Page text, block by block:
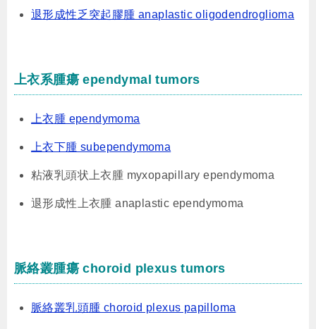
退形成性乏突起膠腫 anaplastic oligodendroglioma
上衣系腫瘍 ependymal tumors
上衣腫 ependymoma
上衣下腫 subependymoma
粘液乳頭状上衣腫 myxopapillary ependymoma
退形成性上衣腫 anaplastic ependymoma
脈絡叢腫瘍 choroid plexus tumors
脈絡叢乳頭腫 choroid plexus papilloma